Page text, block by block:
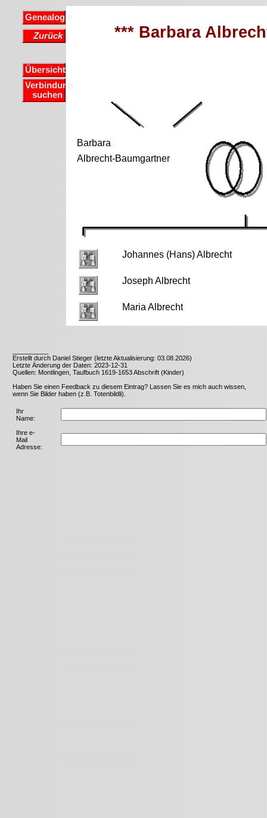
Genealogie
Zurück
Übersicht
Verbindung
suchen
*** Barbara
Barbara
Albrecht-Baumgartner
Johannes (Hans) Albrecht
Joseph Albrecht
Maria Albrecht
Erstellt durch Daniel Stieger (letzte Aktualisierung: 03.08.2026)
Letzte Änderung der Daten: 2023-12-31
Quellen: Montlingen, Taufbuch 1619-1653 Abschrift (Kinder)
Haben Sie einen Feedback zu diesem Eintrag? Lassen Sie es mich auch wissen,
wenn Sie Bilder haben (z.B. Totenbildli).
Ihr
Name:
Ihre e-
Mail
Adresse: